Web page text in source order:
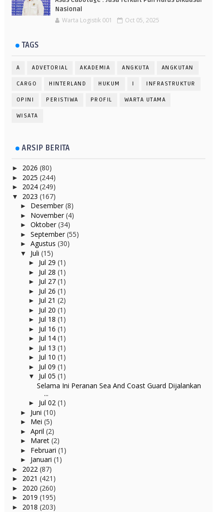
Nasional
Warta Logistik 001 Oct 05, 2025
TAGS
A ADVETORIAL AKADEMIA ANGKUTA ANGKUTAN
CARGO HINTERLAND HUKUM I INFRASTRUKTUR
OPINI PERISTIWA PROFIL WARTA UTAMA
WISATA
ARSIP BERITA
► 2026 (80)
► 2025 (244)
► 2024 (249)
▼ 2023 (167)
► Desember(8)
► November(4)
► Oktober(34)
► September(55)
► Agustus (30)
▼ Juli (15)
► Jul 29 (1)
► Jul 28 (1)
► Jul 27 (1)
► Jul 26 (1)
► Jul 21 (2)
► Jul 20 (1)
► Jul 18 (1)
► Jul 16 (1)
► Jul 14 (1)
► Jul 13 (1)
► Jul 10 (1)
► Jul 09 (1)
▼ Jul 05 (1)
Selama Ini Peranan Sea And Coast Guard Dijalankan
...
► Jul 02 (1)
► Juni (10)
► Mei (5)
► April (2)
► Maret (2)
► Februari (1)
► Januari (1)
► 2022 (87)
► 2021 (421)
► 2020 (260)
► 2019 (195)
► 2018 (203)